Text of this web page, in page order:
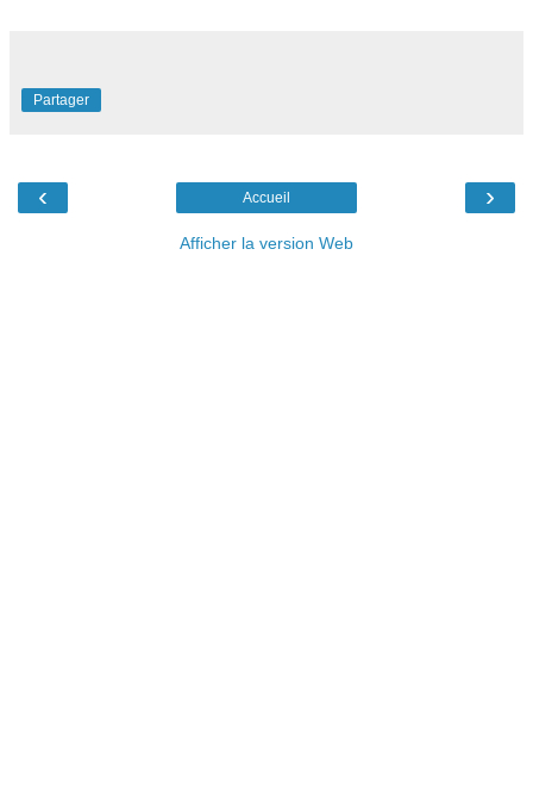
Partager
‹ ›
Accueil
Afficher la version Web